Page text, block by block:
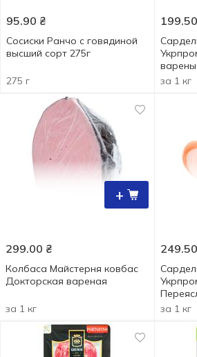
95.90 ₴
Сосиски Ранчо с говядиной
высший сорт 275г
275 г
199.50
за 1 кг
+
299.00 ₴
Колбаса Майстерня ковбас
Докторская вареная
за 1 кг
249.50
за 1 кг